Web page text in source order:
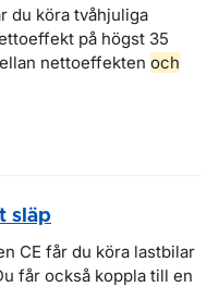
du köra tvåhjuliga
på högst 35
nettoeffekten och
släp
CE får du köra lastbilar
får också koppla till en